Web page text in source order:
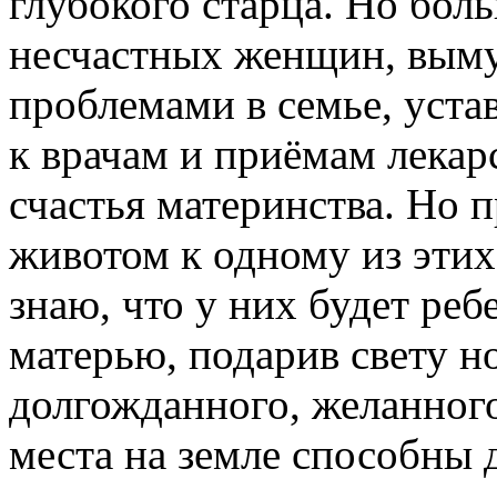
несчастных женщин,
проблемами в семье,
к врачам и приёмам
счастья материнства. Но
животом к одному из
знаю, что у них будет
матерью, подарив свету
долгожданного,
места на земле способны